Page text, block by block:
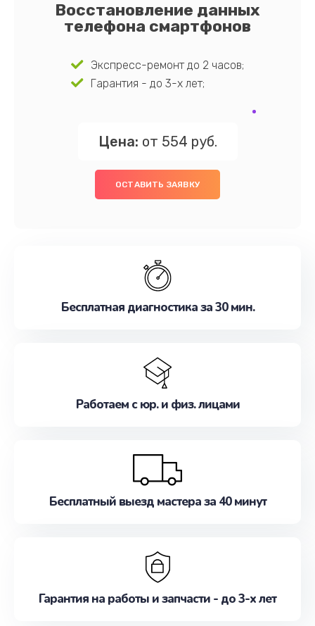
Восстановление данных
телефона смартфонов
Экспресс-ремонт до 2 часов;
Гарантия - до 3-х лет;
Цена: от 554 руб.
ОСТАВИТЬ ЗАЯВКУ
Бесплатная диагностика за 30 мин.
Работаем с юр. и физ. лицами
Бесплатный выезд мастера за 40 минут
Гарантия на работы и запчасти - до 3-х лет